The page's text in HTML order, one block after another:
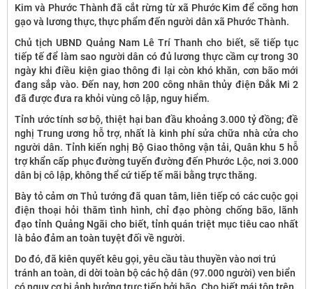
Kim và Phước Thành đã cắt rừng từ xã Phước Kim để cõng hơn
gạo và lương thực, thực phẩm đến người dân xã Phước Thành.
Chủ tịch UBND Quảng Nam Lê Trí Thanh cho biết, sẽ tiếp tục
tiếp tế để làm sao người dân có đủ lương thực cầm cự trong 30
ngày khi điều kiện giao thông đi lại còn khó khăn, cơn bão mới
đang sắp vào. Đến nay, hơn 200 công nhân thủy điện Đắk Mi 2
đã được đưa ra khỏi vùng cô lập, nguy hiểm.
Tỉnh ước tính sơ bộ, thiệt hại ban đầu khoảng 3.000 tỷ đồng; đề
nghị Trung ương hỗ trợ, nhất là kinh phí sửa chữa nhà cửa cho
người dân. Tỉnh kiến nghị Bộ Giao thông vận tải, Quân khu 5 hỗ
trợ khẩn cấp phục đường tuyến đường đến Phước Lộc, nơi 3.000
dân bị cô lập, không thể cứ tiếp tế mãi bằng trực thăng.
Bày tỏ cảm ơn Thủ tướng đã quan tâm, liên tiếp có các cuộc gọi
điện thoại hỏi thăm tình hình, chỉ đạo phòng chống bão, lãnh
đạo tỉnh Quảng Ngãi cho biết, tỉnh quán triệt mục tiêu cao nhất
là bảo đảm an toàn tuyệt đối về người.
Do đó, đã kiên quyết kêu gọi, yêu cầu tàu thuyền vào nơi trú
tránh an toàn, di dời toàn bộ các hộ dân (97.000 người) ven biển